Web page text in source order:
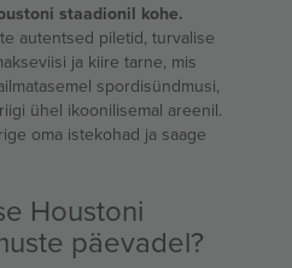
staadionil kohe.
autentsed piletid, turvalise
ja kiire tarne, mis
spordisündmusi,
ühel ikoonilisemal areenil.
oma istekohad ja saage
Houstoni
päevadel?